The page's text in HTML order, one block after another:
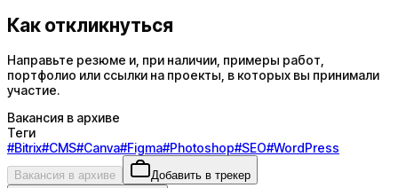
Как откликнуться
Направьте резюме и, при наличии, примеры работ,
портфолио или ссылки на проекты, в которых вы принимали
участие.
Вакансия в архиве
Теги
#Bitrix#CMS#Canva#Figma#Photoshop#SEO#WordPress
Вакансия в архиве Добавить в трекер